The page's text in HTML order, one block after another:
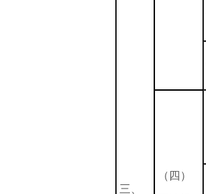
三、
（四）